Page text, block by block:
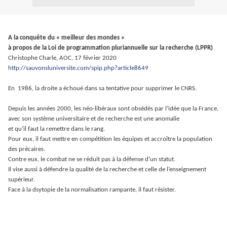
A la conquête du « meilleur des mondes »
à propos de la Loi de programmation pluriannuelle sur la recherche (LPPR)
Christophe Charle, AOC, 17 février 2020
http://sauvonsluniversite.com/spip.php?article8649
En 1986, la droite a échoué dans sa tentative pour supprimer le CNRS.
Depuis les années 2000, les néo-libéraux sont obsédés par l’idée que la France,
avec son système universitaire et de recherche est une anomalie
et qu’il faut la remettre dans le rang.
Pour eux, il faut mettre en compétition les équipes et accroître la population
des précaires.
Contre eux, le combat ne se réduit pas à la défense d’un statut.
Il vise aussi à défendre la qualité de la recherche et celle de l’enseignement
supérieur.
Face à la dsytopie de la normalisation rampante, il faut résister.